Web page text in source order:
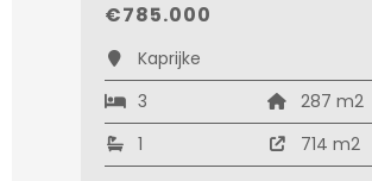
€785.000
Kaprijke
3
287 m2
1
714 m2